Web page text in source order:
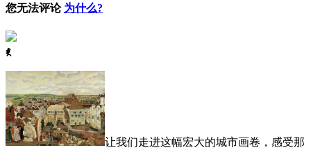
您无法评论 为什么?
ꈅ
让我们走进这幅宏大的城市画卷，感受那